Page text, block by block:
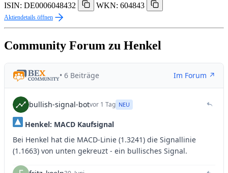
ISIN: DE0006048432 WKN: 604843
Aktiendetails öffnen
Community Forum zu Henkel